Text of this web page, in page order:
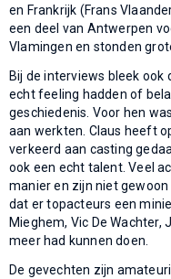
en Frankrijk (Frans
een deel van Antwerpen
Vlamingen en stonden
Bij de interviews bleek ook
echt feeling hadden of
geschiedenis. Voor hen
aan werkten. Claus heeft
verkeerd aan casting
ook een echt talent. Veel
manier en zijn niet gewoon
dat er topacteurs een
Mieghem, Vic De Wachter,
meer had kunnen doen.
De gevechten zijn